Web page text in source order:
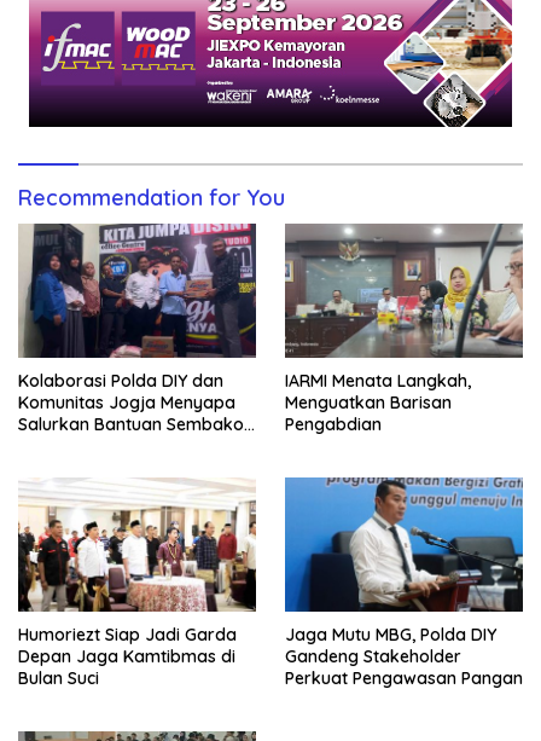
Recommendation for You
Kolaborasi Polda DIY dan
Komunitas Jogja Menyapa
Salurkan Bantuan Sembako,
IARMI Menata Langkah,
Menguatkan Barisan
Pengabdian
Humoriezt Siap Jadi Garda
Depan Jaga Kamtibmas di
Bulan Suci
Jaga Mutu MBG, Polda DIY
Gandeng Stakeholder
Perkuat Pengawasan Pangan